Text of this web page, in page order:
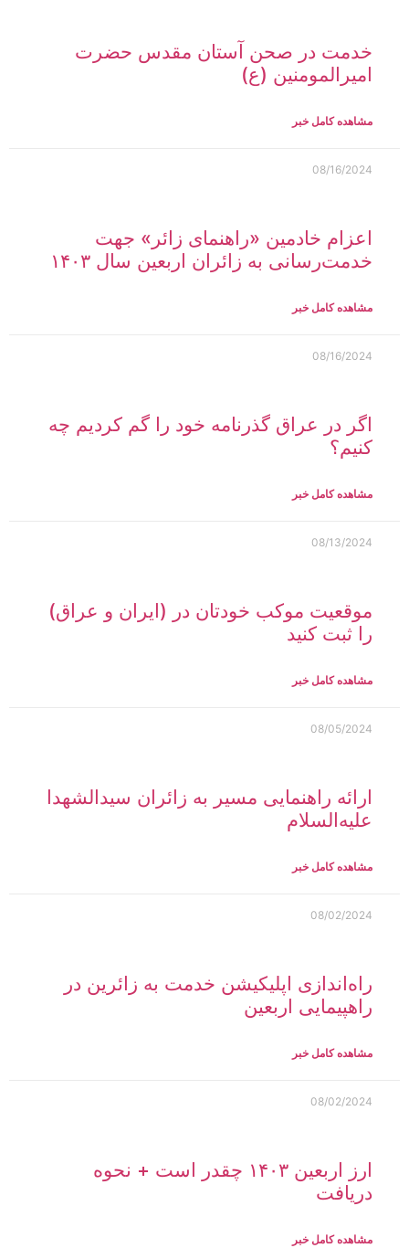
خدمت در صحن آستان مقدس حضرت
امیرالمومنین (ع)
مشاهده کامل خبر
08/16/2024
اعزام خادمین «راهنمای زائر» جهت
خدمت‌رسانی به زائران اربعین سال ۱۴۰۳
مشاهده کامل خبر
08/16/2024
اگر در عراق گذرنامه خود را گم کردیم چه
کنیم؟
مشاهده کامل خبر
08/13/2024
موقعیت موکب خودتان در (ایران و عراق)
را ثبت کنید
مشاهده کامل خبر
08/05/2024
ارائه راهنمایی مسیر به زائران سیدالشهدا
علیه‌السلام
مشاهده کامل خبر
08/02/2024
راه‌اندازی اپلیکیشن خدمت به زائرین در
راهپیمایی اربعین
مشاهده کامل خبر
08/02/2024
ارز اربعین ۱۴۰۳ چقدر است + نحوه
دریافت
مشاهده کامل خبر